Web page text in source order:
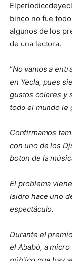
bingo no fue
algunos de los
de una lectora.
“No vamos a
en Yecla, pues
gustos colores y
todo el mundo le
Confirmamos
con uno de los
botón de la
El problema
Isidro hace uno
espectáculo.
Durante el
el Ababó, a